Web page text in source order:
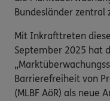
Bundesländer zentral
Mit Inkrafttreten
September 2025 hat
Barrierefreiheit von
(MLBF AöR) als neue